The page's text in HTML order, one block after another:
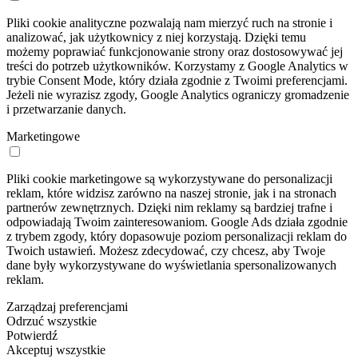
Pliki cookie analityczne pozwalają nam mierzyć ruch na stronie i
analizować, jak użytkownicy z niej korzystają. Dzięki temu
możemy poprawiać funkcjonowanie strony oraz dostosowywać jej
treści do potrzeb użytkowników. Korzystamy z Google Analytics w
trybie Consent Mode, który działa zgodnie z Twoimi preferencjami.
Jeżeli nie wyrazisz zgody, Google Analytics ograniczy gromadzenie
i przetwarzanie danych.
Marketingowe
Pliki cookie marketingowe są wykorzystywane do personalizacji
reklam, które widzisz zarówno na naszej stronie, jak i na stronach
partnerów zewnętrznych. Dzięki nim reklamy są bardziej trafne i
odpowiadają Twoim zainteresowaniom. Google Ads działa zgodnie
z trybem zgody, który dopasowuje poziom personalizacji reklam do
Twoich ustawień. Możesz zdecydować, czy chcesz, aby Twoje
dane były wykorzystywane do wyświetlania spersonalizowanych
reklam.
Zarządzaj preferencjami
Odrzuć wszystkie
Potwierdź
Akceptuj wszystkie